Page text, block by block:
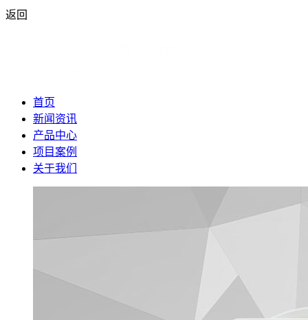
返回
首页
新闻资讯
产品中心
项目案例
关于我们